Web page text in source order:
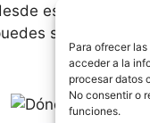
Para ofrecer
acceder a la
procesar datos
No consentir o
funciones.
estudiar
solicitar que